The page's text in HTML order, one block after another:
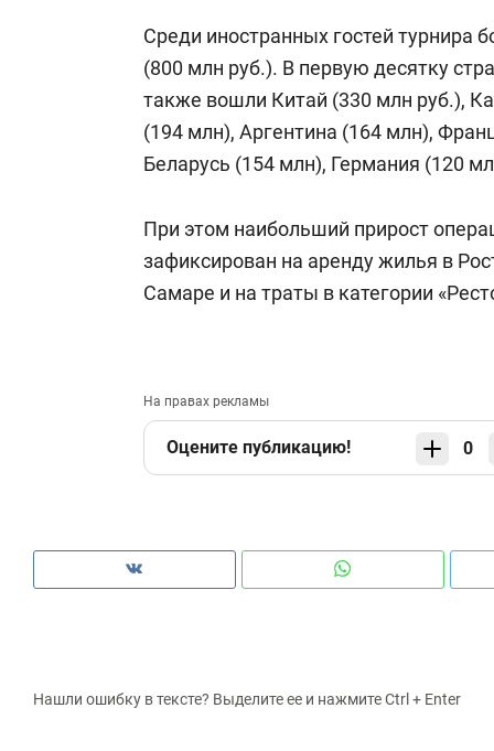
Среди иностранных гостей турнира
(800 млн руб.). В первую десятку
также вошли Китай (330 млн руб.),
(194 млн), Аргентина (164 млн),
Беларусь (154 млн), Германия (120
При этом наибольший прирост
зафиксирован на аренду жилья в
Самаре и на траты в категории
На правах рекламы
Оцените публикацию! 0
Нашли ошибку в тексте? Выделите ее и нажмите Ctrl + Enter